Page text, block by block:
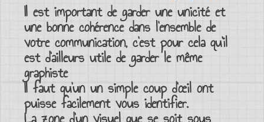
Il est important de garder une unicité et
une bonne cohérence dans l’ensemble de
votre communication, c’est pour cela qu’il
est d’ailleurs utile de garder le même
graphiste
Il faut qu’un un simple coup d’œil ont
puisse facilement vous identifier.